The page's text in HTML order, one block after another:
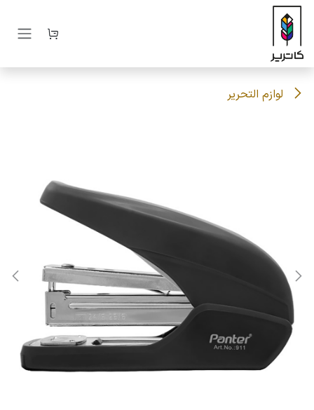
صرف نظر و مشاهده محتوا
لوازم التحریر